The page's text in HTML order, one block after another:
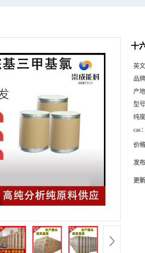
十
英
品
产
型
纯
cas
价
发
更